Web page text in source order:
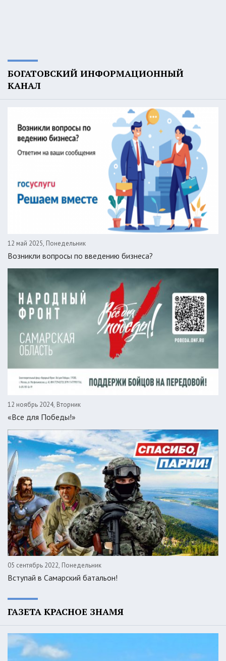
БОГАТОВСКИЙ ИНФОРМАЦИОННЫЙ
КАНАЛ
12 май 2025, Понедельник
Возникли вопросы по введению бизнеса?
12 ноябрь 2024, Вторник
«Все для Победы!»
05 сентябрь 2022, Понедельник
Вступай в Самарский батальон!
ГАЗЕТА КРАСНОЕ ЗНАМЯ